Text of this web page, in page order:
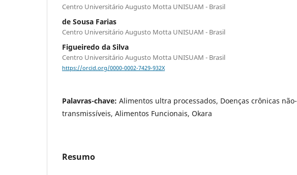
Centro Universitário Augusto Motta UNISUAM - Brasil
de Sousa Farias
Centro Universitário Augusto Motta UNISUAM - Brasil
Figueiredo da Silva
Centro Universitário Augusto Motta UNISUAM - Brasil
https://orcid.org/0000-0002-7429-932X
Palavras-chave: Alimentos ultra processados, Doenças crônicas não-
transmissíveis, Alimentos Funcionais, Okara
Resumo